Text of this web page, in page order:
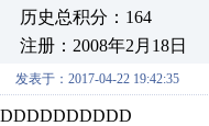
历史总积分：164
注册：2008年2月18日
发表于：2017-04-22 19:42:35
DDDDDDDDDD